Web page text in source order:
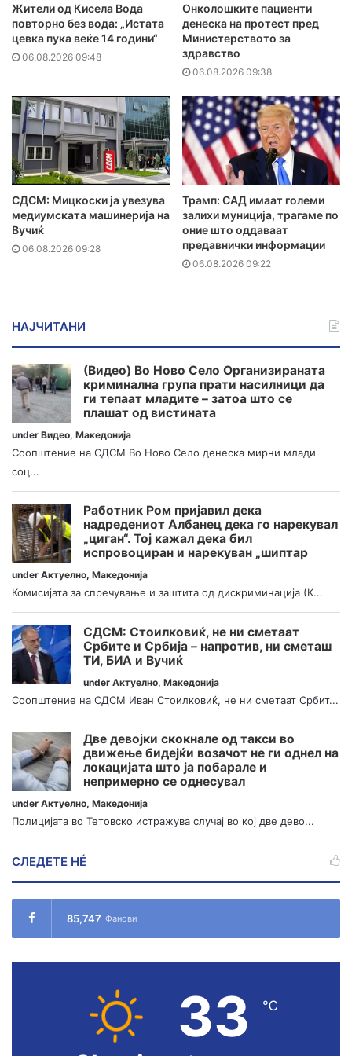
Жители од Кисела Вода
повторно без вода: „Истата
цевка пука веќе 14 години“
06.08.2026 09:48
Онколошките пациенти
денеска на протест пред
Министерството за
здравство
06.08.2026 09:38
СДСМ: Мицкоски ја увезува
медиумската машинерија на
Вучиќ
06.08.2026 09:28
Трамп: САД имаат големи
залихи муниција, трагаме по
оние што оддаваат
предавнички информации
06.08.2026 09:22
НАЈЧИТАНИ
(Видео) Во Ново Село Организираната
криминална група прати насилници да
ги тепаат младите – затоа што се
плашат од вистината
under Видео, Македонија
Соопштение на СДСМ Во Ново Село денеска мирни млади
соц...
Работник Ром пријавил дека
надредениот Албанец дека го нарекувал
„циган“. Тој кажал дека бил
испровоциран и нарекуван „шиптар
under Актуелно, Македонија
Комисијата за спречување и заштита од дискриминација (К...
СДСМ: Стоилковиќ, не ни сметаат
Србите и Србија – напротив, ни сметаш
ТИ, БИА и Вучиќ
under Актуелно, Македонија
Соопштение на СДСМ Иван Стоилковиќ, не ни сметаат Србит...
Две девојки скокнале од такси во
движење бидејќи возачот не ги однел на
локацијата што ја побарале и
непримерно се однесувал
under Актуелно, Македонија
Полицијата во Тетовско истражува случај во кој две дево...
СЛЕДЕТЕ НÉ
85,747 Фанови
33 ℃